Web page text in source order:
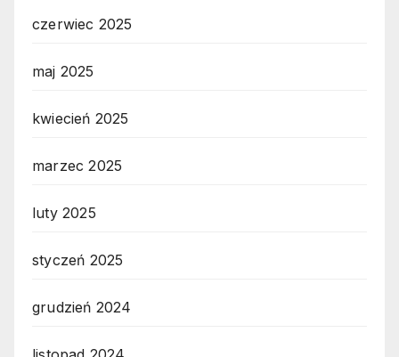
czerwiec 2025
maj 2025
kwiecień 2025
marzec 2025
luty 2025
styczeń 2025
grudzień 2024